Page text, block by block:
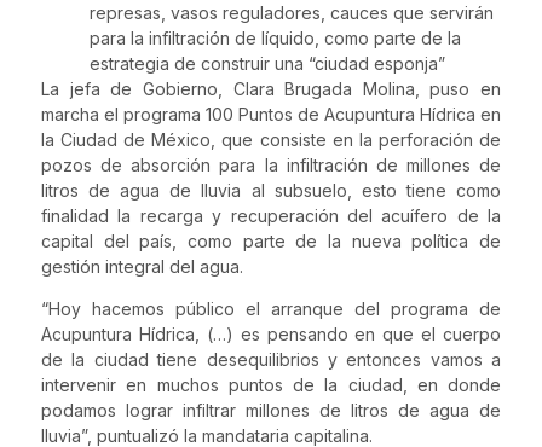
represas, vasos reguladores, cauces que servirán
para la infiltración de líquido, como parte de la
estrategia de construir una “ciudad esponja”
La jefa de Gobierno, Clara Brugada Molina, puso en
marcha el programa 100 Puntos de Acupuntura Hídrica en
la Ciudad de México, que consiste en la perforación de
pozos de absorción para la infiltración de millones de
litros de agua de lluvia al subsuelo, esto tiene como
finalidad la recarga y recuperación del acuífero de la
capital del país, como parte de la nueva política de
gestión integral del agua.
“Hoy hacemos público el arranque del programa de
Acupuntura Hídrica, (…) es pensando en que el cuerpo
de la ciudad tiene desequilibrios y entonces vamos a
intervenir en muchos puntos de la ciudad, en donde
podamos lograr infiltrar millones de litros de agua de
lluvia”, puntualizó la mandataria capitalina.